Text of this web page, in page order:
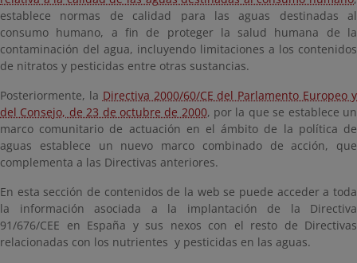
establece normas de calidad para las aguas destinadas al
consumo humano, a fin de proteger la salud humana de la
contaminación del agua, incluyendo limitaciones a los contenidos
de nitratos y pesticidas entre otras sustancias.
Posteriormente, la Directiva 2000/60/CE del Parlamento Europeo y
del Consejo, de 23 de octubre de 2000, por la que se establece un
marco comunitario de actuación en el ámbito de la política de
aguas establece un nuevo marco combinado de acción, que
complementa a las Directivas anteriores.
En esta sección de contenidos de la web se puede acceder a toda
la información asociada a la implantación de la Directiva
91/676/CEE en España y sus nexos con el resto de Directivas
relacionadas con los nutrientes y pesticidas en las aguas.